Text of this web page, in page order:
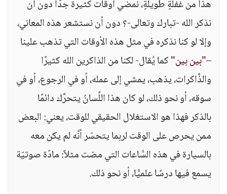
هذا من غفلةٍ طويلةٍ، نمضي أوقات كثيرة جدًّا دون أن
نذكر الله -تبارك وتعالى-؟ دون أن نستشعر هذه المعاني،
وإلا لو كنا نذكره في مثل هذه الأوقات التي تذهب علينا
–"بين بين"كما يُقال- لكنا من الذاكرين الله كثيرًا
والذَّاكرات، يذهب، يمشي إلى عمله، أو في الرجوع، أو في
سوقه، أو نحو ذلك، لو كان هذا اللِّسانُ يتحرَّك دائمًا
بالذكر فهذا هو الاستغلال الحقيقي للوقت، يعني: البعض
ممن يحرص على الوقت لربما يتحسّر أنَّه لم يكن معه
بالسيارة في هذه السَّاعات التي مضت مثلاً: مادّة صوتيّة
يسمع فيها درسًا علميًّا، أو نحو ذلك.